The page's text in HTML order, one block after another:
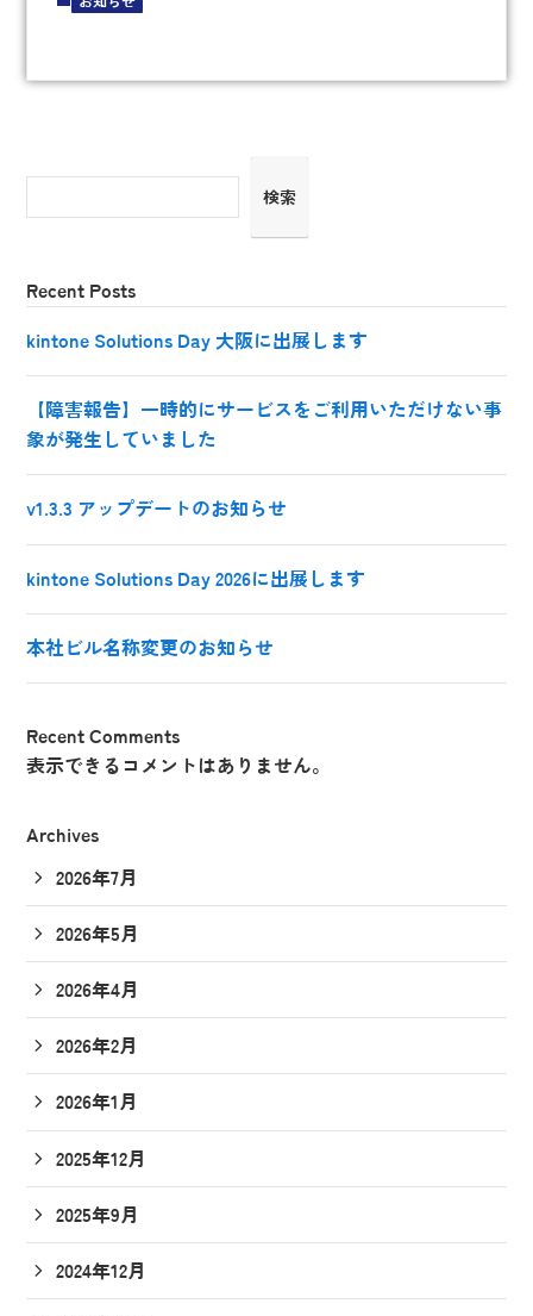
検索
Recent Posts
kintone Solutions Day 大阪に出展します
【障害報告】一時的にサービスをご利用いただけない事
象が発生していました
v1.3.3 アップデートのお知らせ
kintone Solutions Day 2026に出展します
本社ビル名称変更のお知らせ
Recent Comments
表示できるコメントはありません。
Archives
2026年7月
2026年5月
2026年4月
2026年2月
2026年1月
2025年12月
2025年9月
2024年12月